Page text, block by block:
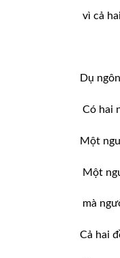
vì cả
Dụ
Có hai
Một
Một
mà
Cả hai